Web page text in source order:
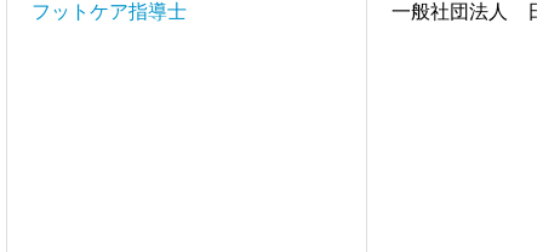
フットケア指導士 一般社団法人